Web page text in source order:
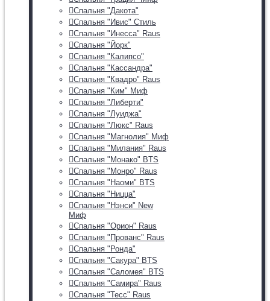
Спальня "Дакота"
Спальня "Ивис" Стиль
Спальня "Инесса" Raus
Спальня "Йорк"
Спальня "Калипсо"
Спальня "Кассандра"
Спальня "Квадро" Raus
Спальня "Ким" Миф
Спальня "Либерти"
Спальня "Луиджа"
Спальня "Люкс" Raus
Спальня "Магнолия" Миф
Спальня "Милания" Raus
Спальня "Монако" BTS
Спальня "Монро" Raus
Спальня "Наоми" BTS
Спальня "Ницца"
Спальня "Нэнси" New
Миф
Спальня "Орион" Raus
Спальня "Прованс" Raus
Спальня "Ронда"
Спальня "Сакура" BTS
Спальня "Саломея" BTS
Спальня "Самира" Raus
Спальня "Тесс" Raus